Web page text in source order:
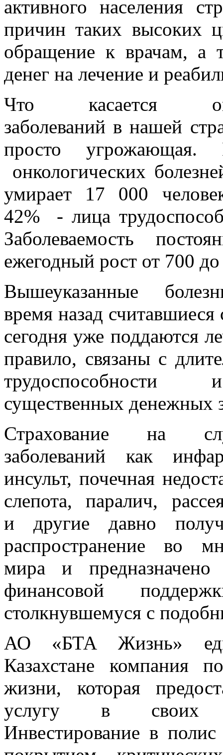
активного населения
причин таких высоких
обращение к врачам, а
денег на лечение и
Что касается
заболеваний в нашей
просто угрожающая.
онкологических
умирает 17 000
42% - лица
Заболеваемость
ежегодный рост от 700
Вышеуказанные
время назад
сегодня уже поддаются
правило, связаны с
существенных денежных
Страхование на
заболеваний как
инсульт, почечная
слепота, паралич,
и другие давно
распространение во
мира и предназначено
финансовой
столкнувшемуся с
АО «БТА Жизнь»
Казахстане компания
жизни, которая
услугу в своих
Инвестирование в полис